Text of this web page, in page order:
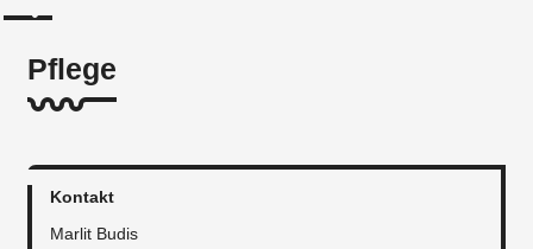
Pflege
Kontakt
Marlit Budis